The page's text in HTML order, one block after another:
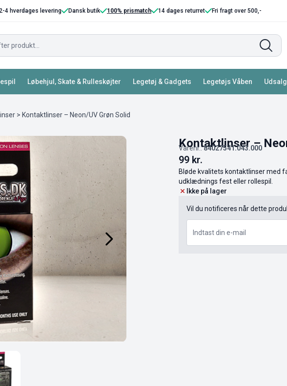
2-4 hverdages levering Dansk butik 100% prismatch 14 dages returret Fri fragt over 500,-
Løbehjul, Skate & Rulleskøjter Legetøj & Gadgets Legetøjs Våben Udsalg
> Kontaktlinser – Neon/UV Grøn Solid
Kontaktlinser –
Varenr.:84027541.043.000
99 kr.
Bløde kvalitets kontaktlinser med
udklædnings fest eller rollespil.
Ikke på lager
Vil du notificeres når dette